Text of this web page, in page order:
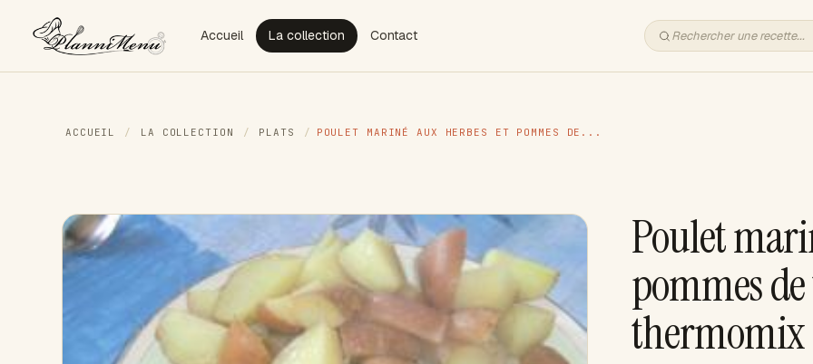
Accueil La collection Contact
ACCUEIL / LA COLLECTION / PLATS / POULET MARINÉ AUX HERBES ET POMMES DE...
Poulet
pommes
thermomix